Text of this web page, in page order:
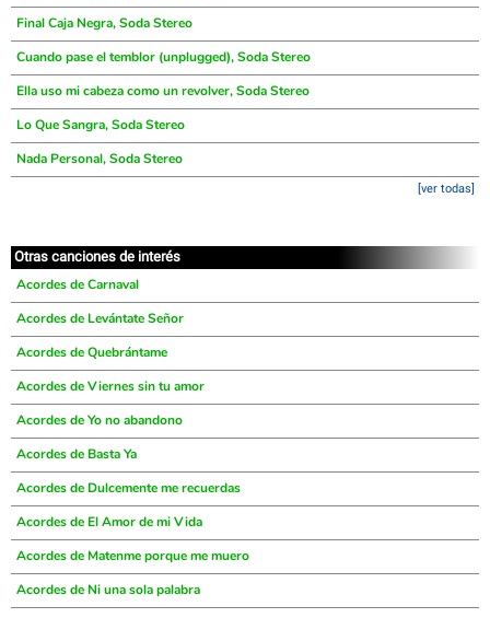
Final Caja Negra, Soda Stereo
Cuando pase el temblor (unplugged), Soda Stereo
Ella uso mi cabeza como un revolver, Soda Stereo
Lo Que Sangra, Soda Stereo
Nada Personal, Soda Stereo
[ver todas]
Otras canciones de interés
Acordes de Carnaval
Acordes de Levántate Señor
Acordes de Quebrántame
Acordes de Viernes sin tu amor
Acordes de Yo no abandono
Acordes de Basta Ya
Acordes de Dulcemente me recuerdas
Acordes de El Amor de mi Vida
Acordes de Matenme porque me muero
Acordes de Ni una sola palabra